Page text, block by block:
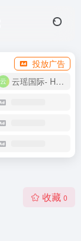
投放广告
云瑶国际- Harlan-15360639224
收藏 0